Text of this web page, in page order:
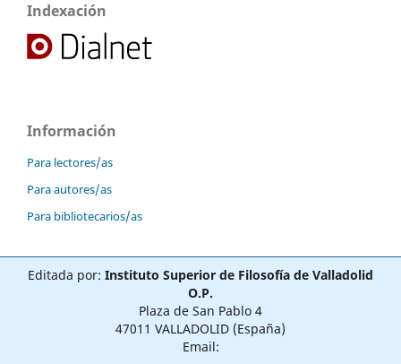
Indexación
Información
Para lectores/as
Para autores/as
Para bibliotecarios/as
Editada por: Instituto Superior de Filosofía de Valladolid
O.P.
Plaza de San Pablo 4
47011 VALLADOLID (España)
Email: